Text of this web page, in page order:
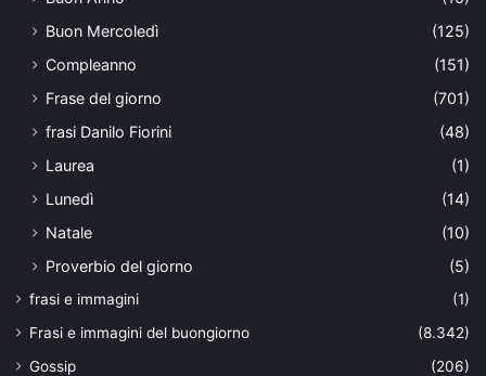
Buon Mercoledì
(125)
Compleanno
(151)
Frase del giorno
(701)
frasi Danilo Fiorini
(48)
Laurea
(1)
Lunedì
(14)
Natale
(10)
Proverbio del giorno
(5)
frasi e immagini
(1)
Frasi e immagini del buongiorno
(8.342)
Gossip
(206)